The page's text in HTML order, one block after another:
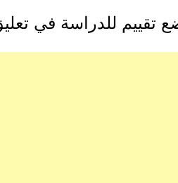
ضع تقييم للدراسة في